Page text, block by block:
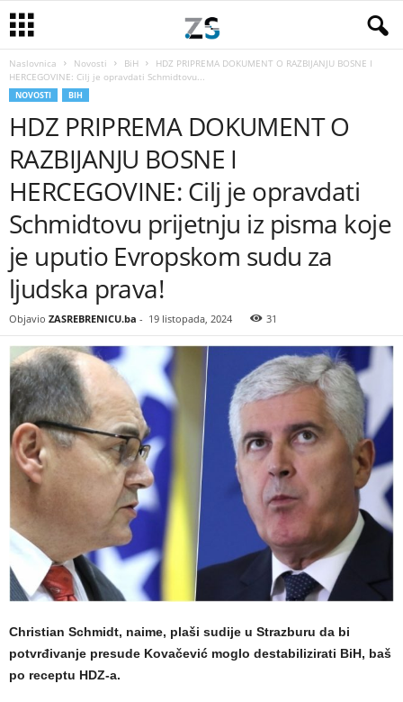
Naslovnica Novosti BiH
HDZ PRIPREMA DOKUMENT O RAZBIJANJU BOSNE I
HERCEGOVINE: Cilj je opravdati Schmidtovu...
NOVOSTI BIH
HDZ PRIPREMA DOKUMENT O
RAZBIJANJU BOSNE I
HERCEGOVINE: Cilj je opravdati
Schmidtovu prijetnju iz pisma koje
je uputio Evropskom sudu za
ljudska prava!
Objavio ZASREBRENICU.ba - 19 listopada, 2024 31
Christian Schmidt, naime, plaši sudije u Strazburu da bi
potvrđivanje presude Kovačević moglo destabilizirati BiH, baš
po receptu HDZ-a.